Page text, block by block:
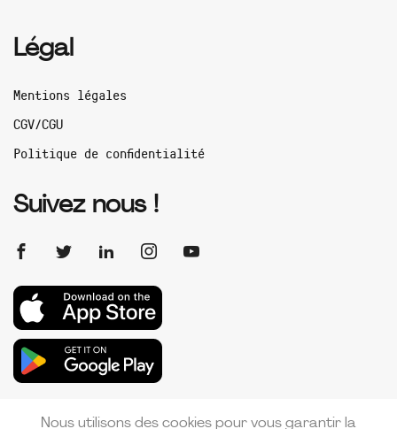
Légal
Mentions légales
CGV/CGU
Politique de confidentialité
Suivez nous !
Nous utilisons des cookies pour vous garantir la